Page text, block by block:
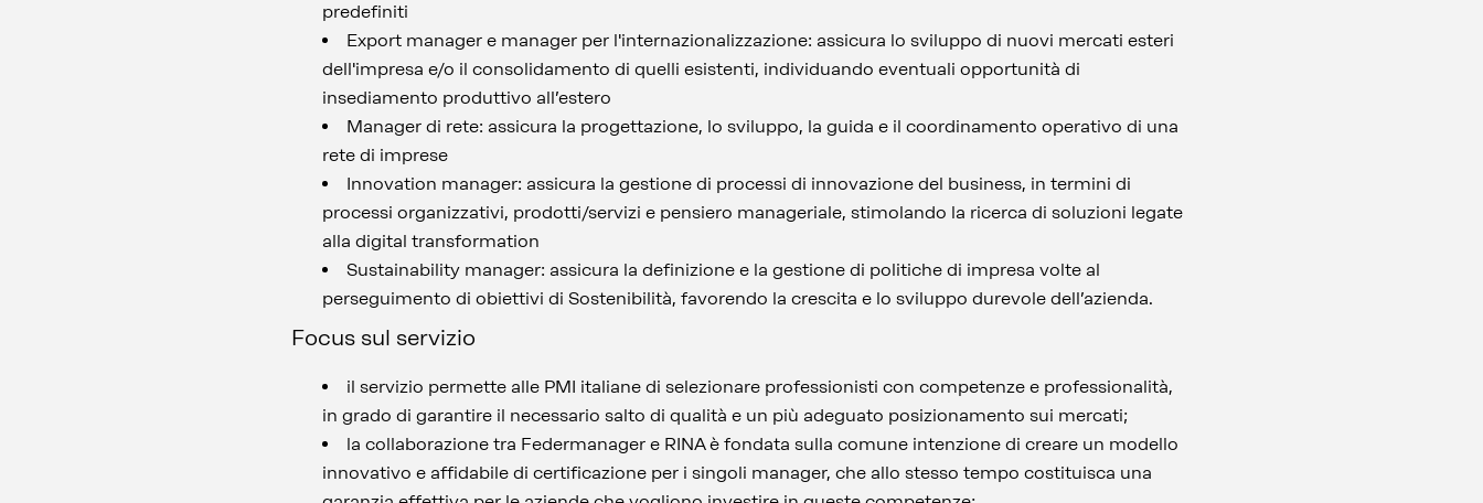
predefiniti
Export manager e manager per l'internazionalizzazione: assicura lo sviluppo di nuovi mercati esteri
dell'impresa e/o il consolidamento di quelli esistenti, individuando eventuali opportunità di
insediamento produttivo all’estero
Manager di rete: assicura la progettazione, lo sviluppo, la guida e il coordinamento operativo di una
rete di imprese
Innovation manager: assicura la gestione di processi di innovazione del business, in termini di
processi organizzativi, prodotti/servizi e pensiero manageriale, stimolando la ricerca di soluzioni legate
alla digital transformation
Sustainability manager: assicura la definizione e la gestione di politiche di impresa volte al
perseguimento di obiettivi di Sostenibilità, favorendo la crescita e lo sviluppo durevole dell’azienda.
Focus sul servizio
il servizio permette alle PMI italiane di selezionare professionisti con competenze e professionalità,
in grado di garantire il necessario salto di qualità e un più adeguato posizionamento sui mercati;
la collaborazione tra Federmanager e RINA è fondata sulla comune intenzione di creare un modello
innovativo e affidabile di certificazione per i singoli manager, che allo stesso tempo costituisca una